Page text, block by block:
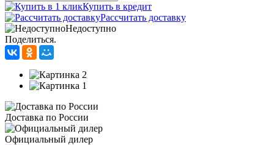
Купить в кредит
Рассчитать доставку
Недоступно
Поделиться.
Доставка по России
Официальный дилер